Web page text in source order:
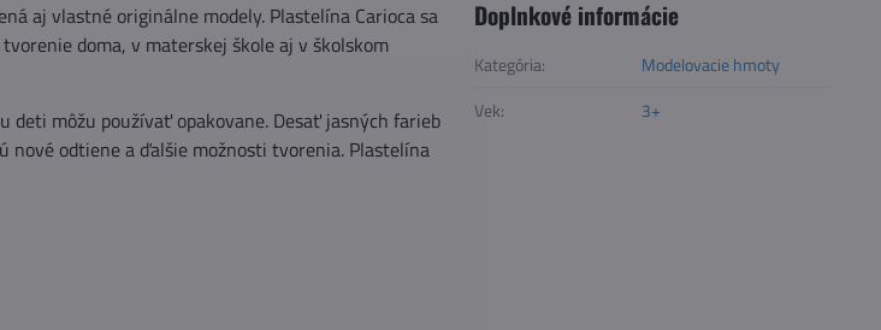
aj vlastné originálne modely. Plastelína Carioca sa
doma, v materskej škole aj v školskom
deti môžu používať opakovane. Desať jasných farieb
nové odtiene a ďalšie možnosti tvorenia. Plastelína
Doplnkové informácie
Kategória:
Modelovacie hmoty
Vek:
3+